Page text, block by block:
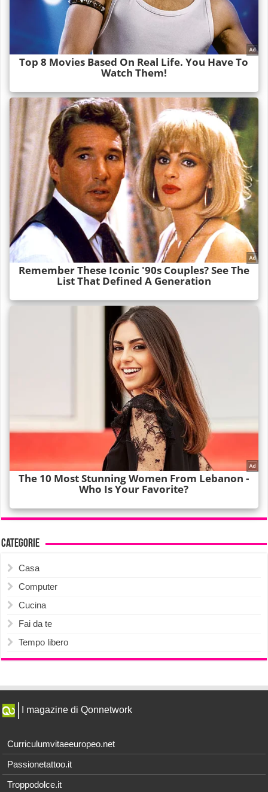
Categorie
Casa
Computer
Cucina
Fai da te
Tempo libero
I magazine di Qonnetwork
Curriculumvitaeeuropeo.net
Passionetattoo.it
Troppodolce.it